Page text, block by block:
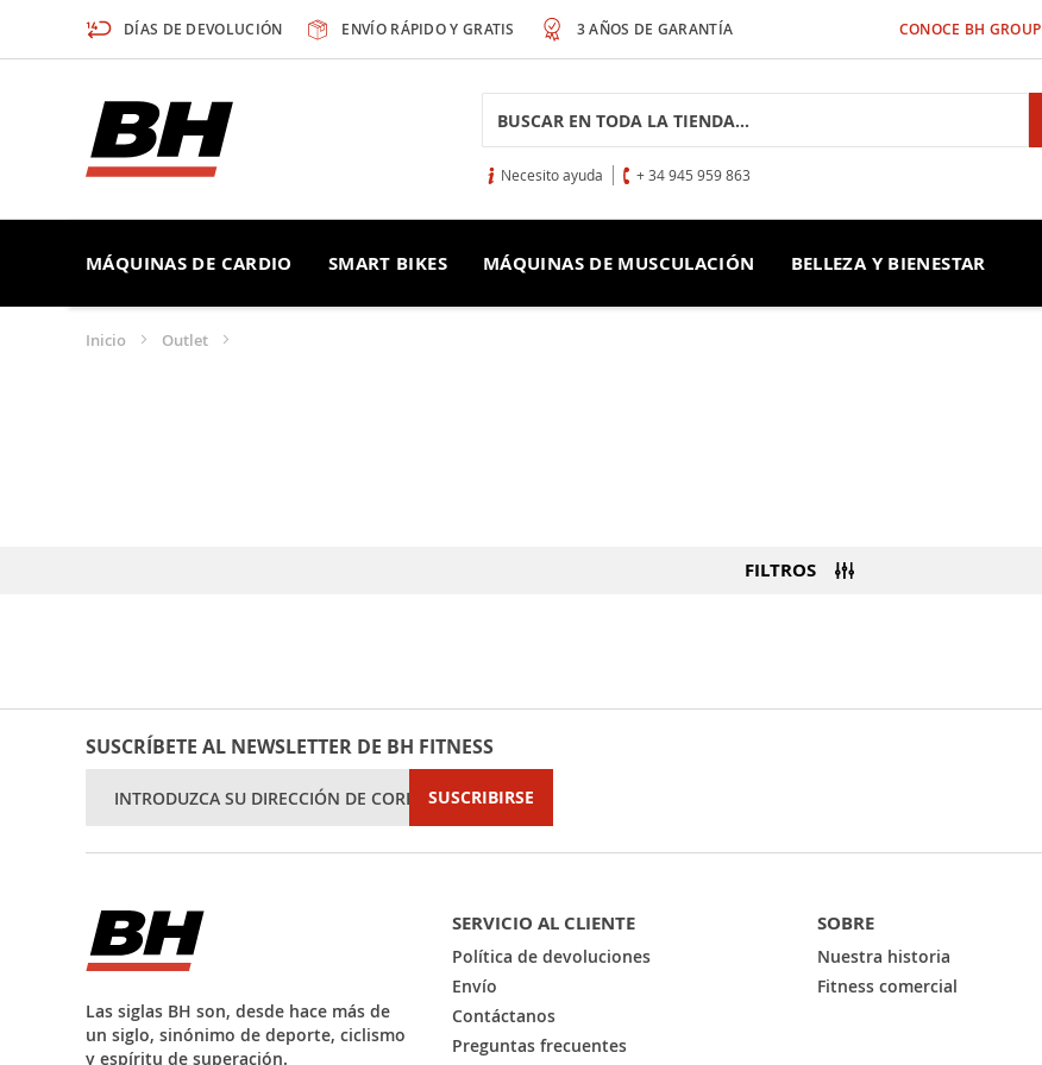
al
contenido
DÍAS DE DEVOLUCIÓN ENVÍO RÁPIDO Y GRATIS 3 AÑOS DE GARANTÍA CONOCE BH GROUP
Search
Necesito ayuda + 34 945 959 863
MÁQUINAS DE CARDIO SMART BIKES MÁQUINAS DE MUSCULACIÓN BELLEZA Y BIENESTAR
Inicio Outlet
FILTROS
SUSCRÍBETE AL NEWSLETTER DE BH FITNESS
boletín
SUSCRIBIRSE
Las siglas BH son, desde hace más de
un siglo, sinónimo de deporte, ciclismo
y espíritu de superación.
SERVICIO AL CLIENTE
Política de devoluciones
Envío
Contáctanos
Preguntas frecuentes
SOBRE
Nuestra historia
Fitness comercial